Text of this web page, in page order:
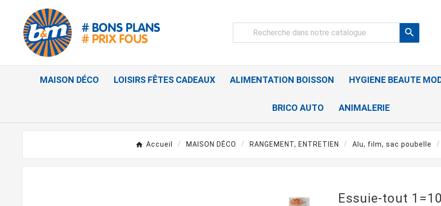

MAISON DÉCO LOISIRS FÊTES CADEAUX ALIMENTATION BOISSON HYGIENE BEAUTE
BRICO AUTO ANIMALERIE
Accueil MAISON DÉCO RANGEMENT, ENTRETIEN Alu, film, sac poubelle
Essuie-tout